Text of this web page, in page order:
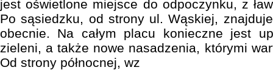
jest oświetlone miejsce do odpoczynku, z
Po sąsiedzku, od strony ul. Wąskiej,
obecnie. Na całym placu konieczne jest
zieleni, a także nowe nasadzenia, którymi
Od strony północnej, wz